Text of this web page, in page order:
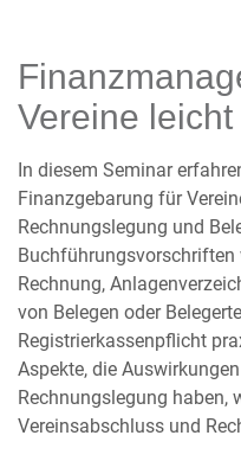
Vereine
In diesem Seminar
Finanzgebarung für
Rechnungslegung und
Buchführungsvorschriften
Rechnung,
von Belegen oder
Registrierkassenpflicht
Aspekte, die
Rechnungslegung haben,
Vereinsabschluss und